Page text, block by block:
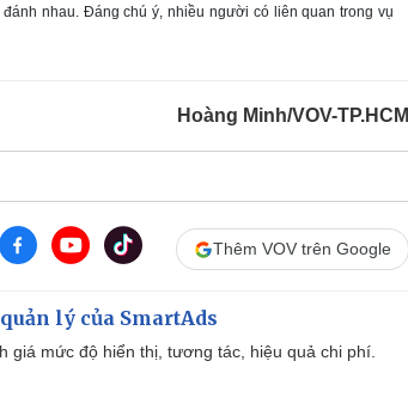
e
nhau. Đáng chú ý, nhiều người có liên quan trong vụ
Hoàng Minh/VOV-TP.HCM
Thêm VOV trên Google
lý của SmartAds
giá mức độ hiển thị, tương tác, hiệu quả chi phí.